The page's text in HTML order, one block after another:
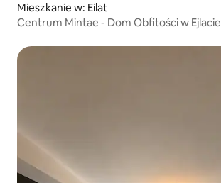
Mieszkanie w: Eilat
Centrum Mintae - Dom Obfitości w Ejlacie